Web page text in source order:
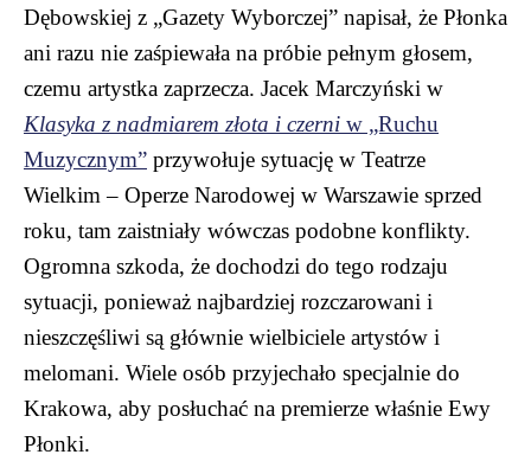
Dębowskiej z „Gazety Wyborczej” napisał, że Płonka
ani razu nie zaśpiewała na próbie pełnym głosem,
czemu artystka zaprzecza. Jacek Marczyński w
Klasyka z nadmiarem złota i czerni w „Ruchu
Muzycznym” przywołuje sytuację w Teatrze
Wielkim – Operze Narodowej w Warszawie sprzed
roku, tam zaistniały wówczas podobne konflikty.
Ogromna szkoda, że dochodzi do tego rodzaju
sytuacji, ponieważ najbardziej rozczarowani i
nieszczęśliwi są głównie wielbiciele artystów i
melomani. Wiele osób przyjechało specjalnie do
Krakowa, aby posłuchać na premierze właśnie Ewy
Płonki.